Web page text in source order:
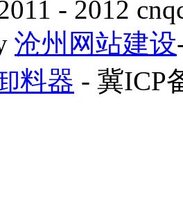
- 2012
沧州网站建设
料器 - 冀ICP